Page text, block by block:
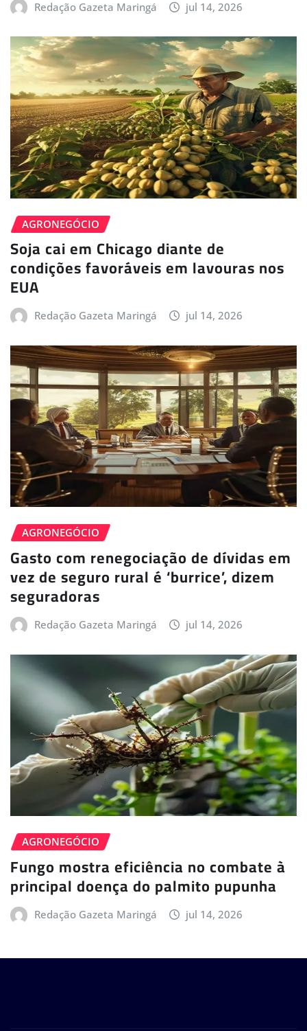
Redação Gazeta Maringá jul 14, 2026
AGRONEGÓCIO
Soja cai em Chicago diante de
condições favoráveis em lavouras nos
EUA
Redação Gazeta Maringá jul 14, 2026
AGRONEGÓCIO
Gasto com renegociação de dívidas em
vez de seguro rural é ‘burrice’, dizem
seguradoras
Redação Gazeta Maringá jul 14, 2026
AGRONEGÓCIO
Fungo mostra eficiência no combate à
principal doença do palmito pupunha
Redação Gazeta Maringá jul 14, 2026